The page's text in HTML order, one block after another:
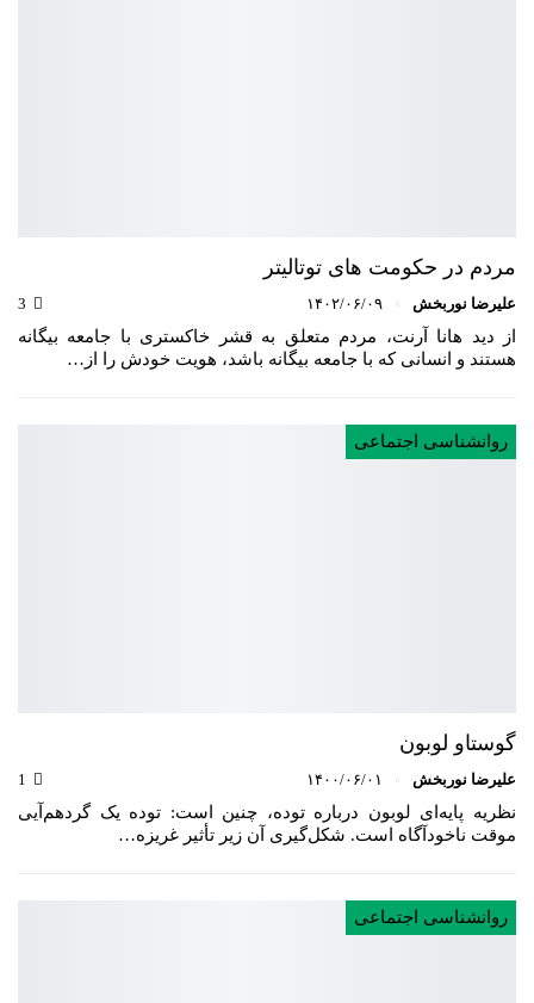
مردم در حکومت های توتالیتر
علیرضا نوربخش ۱۴۰۲/۰۶/۰۹
از دید هانا آرنت، مردم متعلق به قشر خاکستری با جامعه بیگانه
هستند و انسانی که با جامعه بیگانه باشد، هویت خودش را از…
روانشناسی اجتماعی
گوستاو لوبون
علیرضا نوربخش ۱۴۰۰/۰۶/۰۱
نظریه پایه‌ای لوبون درباره توده‌، چنین است: توده یک گردهم‌آیی
موقت ناخودآگاه است. شکل‌گیری آن زیر تأثیر غریزه…
روانشناسی اجتماعی